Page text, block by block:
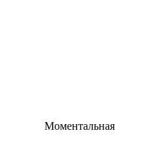
Моментальная